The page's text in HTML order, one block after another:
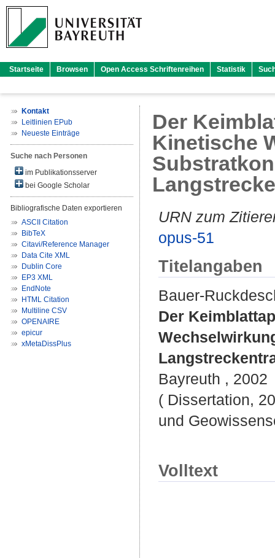
Startseite Browsen Open Access Schriftenreihen Statistik
Kontakt
Leitlinien EPub
Neueste Einträge
Suche nach Personen
im Publikationsserver
bei Google Scholar
Bibliografische Daten exportieren
ASCII Citation
BibTeX
Citavi/Reference Manager
Data Cite XML
Dublin Core
EP3 XML
EndNote
HTML Citation
Multiline CSV
OPENAIRE
epicur
xMetaDissPlus
Der
Kinetische
URN zum
opus-51
Titelangaben
Bauer-
Der
Bayreuth , 2002
( Dissertation,
und
Volltext